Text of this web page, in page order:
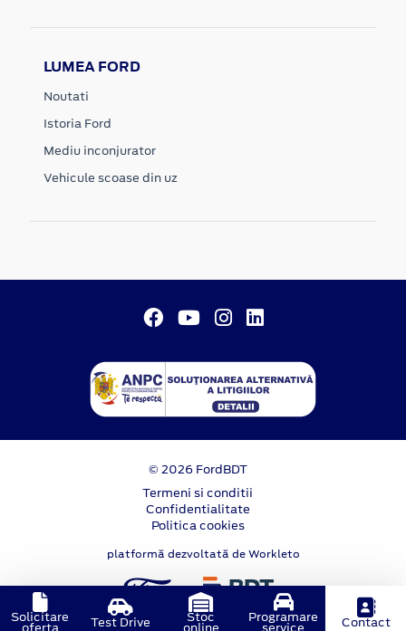
LUMEA FORD
Noutati
Istoria Ford
Mediu inconjurator
Vehicule scoase din uz
© 2026 FordBDT
Termeni si conditii
Confidentialitate
Politica cookies
platformă dezvoltată de Workleto
Solicitare Test Drive Stoc Programare Contact